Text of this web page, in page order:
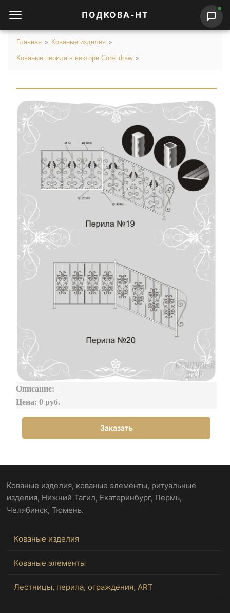
ПОДКОВА-НТ
Главная » Кованые изделия »
Кованые перила в векторе Corel draw »
Описание:
Цена: 0 руб.
Заказать
Кованые изделия, кованые элементы, ритуальные
изделия, Нижний Тагил, Екатеринбург, Пермь,
Челябинск, Тюмень.
Кованые изделия
Кованые элементы
Лестницы, перила, ограждения, ART